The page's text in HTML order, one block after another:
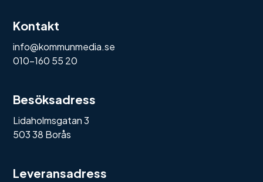
Kontakt
info@kommunmedia.se
010-160 55 20
Besöksadress
Lidaholmsgatan 3
503 38 Borås
Leveransadress